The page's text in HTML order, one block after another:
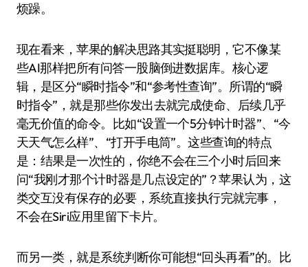
烦躁。
现在看来，苹果的解决思路其实挺聪明，它不像某
些AI那样把所有问答一股脑倒进数据库。核心逻
辑，是区分“瞬时指令”和“参考性查询”。所谓的“瞬
时指令”，就是那些你发出去就完成使命、后续几乎
毫无价值的命令。比如“设置一个5分钟计时器”、“今
天天气怎么样”、“打开手电筒”。这些查询的特点
是：结果是一次性的，你绝不会在三个小时后回来
问“我刚才那个计时器是几点设定的”？苹果认为，这
类交互没有保存的必要，系统直接执行完就完事，
不会在Siri应用里留下卡片。
而另一类，就是系统判断你可能想“回头再看”的。比